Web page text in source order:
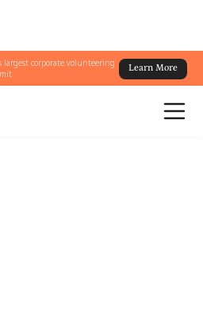
largest corporate volunteering
Learn More